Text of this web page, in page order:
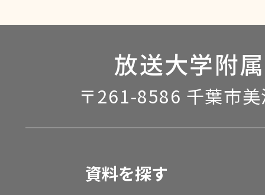
放送大学附
〒261-8586 千葉市
資料を探す